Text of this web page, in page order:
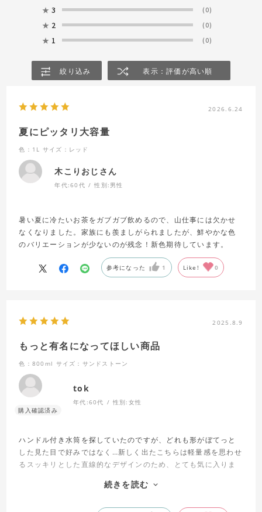
★ 3 (0)
★ 2 (0)
★ 1 (0)
絞り込み 表示：評価が高い順
2026.6.24
夏にピッタリ大容量
色：1L サイズ：レッド
木こりおじさん
年代:60代 性別: 男性
暑い夏に冷たいお茶をガブガブ飲めるので、山仕事には欠かせ
なくなりました。家族にも羨ましがられましたが、鮮やかな色
のバリエーションが少ないのが残念！新色期待しています。
参考になった 1 Like! 0
2025.8.9
もっと有名になってほしい商品
色：800ml サイズ：サンドストーン
tok
年代:60代 性別: 女性
ハンドル付き水筒を探していたのですが、どれも形がぼてっと
した見た目で好みではなく…新しく出たこちらは軽量感を思わせ
るスッキリとした直線的なデザインのため、とても気に入りま
塗装の質感はパウダーコーティングの凸凹×サラサラ感があり、
続きを読む